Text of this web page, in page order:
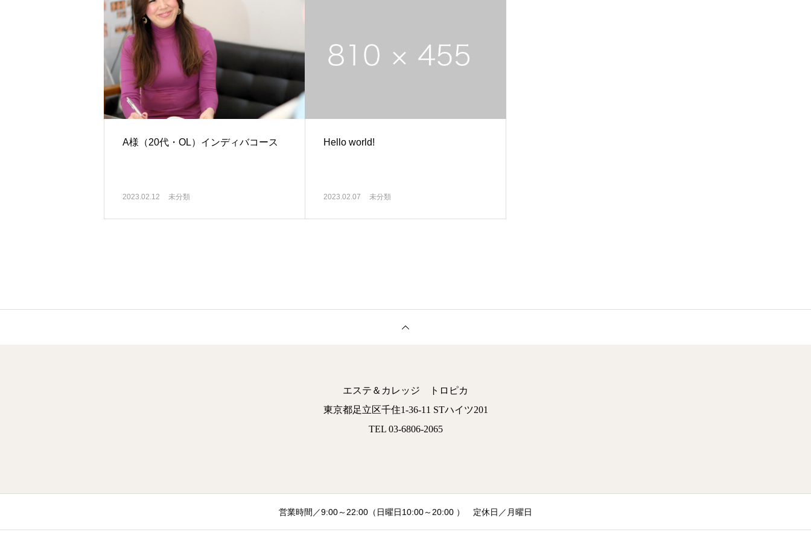
A様（20代・OL）インディバコース
2023.02.12 未分類
Hello world!
2023.02.07 未分類
エステ＆カレッジ トロピカ
東京都足立区千住1-36-11 STハイツ201
TEL 03-6806-2065
営業時間／9:00～22:00（日曜日10:00～20:00 ） 定休日／月曜日